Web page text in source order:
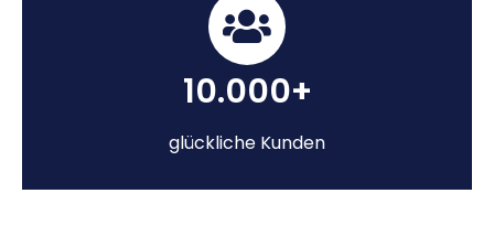
10.000+
glückliche Kunden